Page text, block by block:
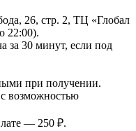
26, стр. 2, ТЦ «Глобал
22:00).
за 30 минут, если под
при получении.
с возможностью
— 250 ₽.